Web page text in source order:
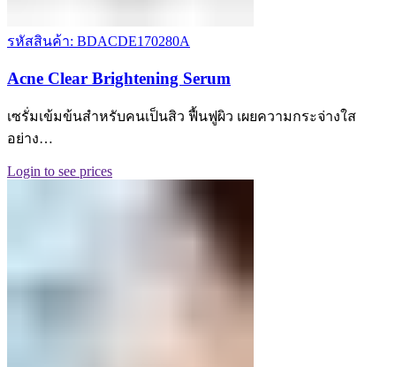
รหัสสินค้า: BDACDE170280A
Acne Clear Brightening Serum
เซรั่มเข้มข้นสำหรับคนเป็นสิว ฟื้นฟูผิว เผยความกระจ่างใส
อย่าง…
Login to see prices